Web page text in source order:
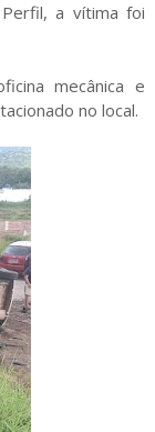
a vítima foi
mecânica e
no local.